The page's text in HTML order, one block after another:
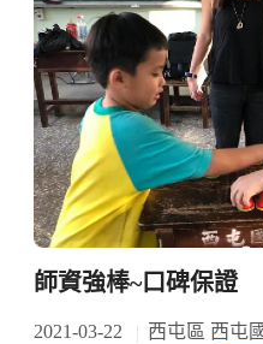
師資強棒~口碑保證
2021-03-22
西屯區 西屯